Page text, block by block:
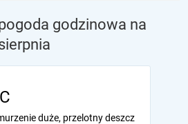
godzinowa na
duże, przelotny deszcz